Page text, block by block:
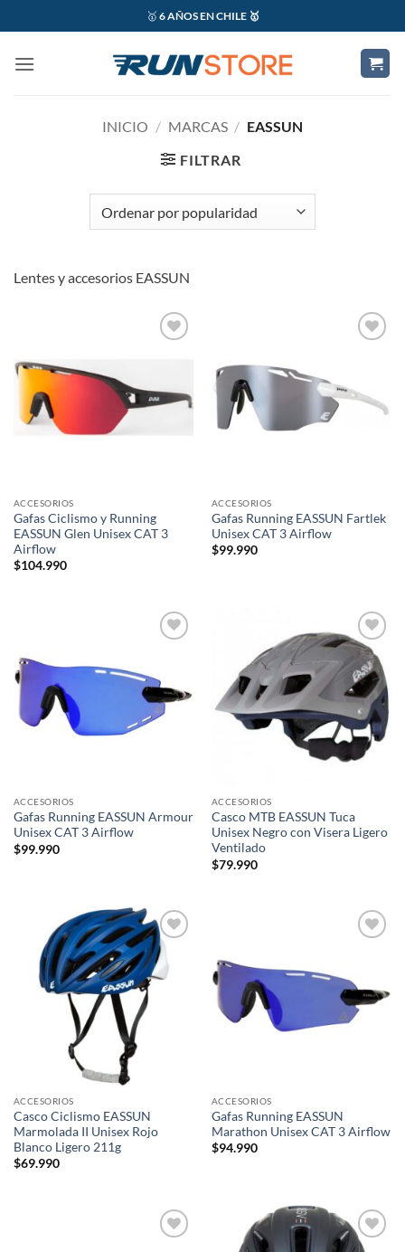
al
contenido
🥇 6 AÑOS EN CHILE 🥇
INICIO / MARCAS / EASSUN
FILTRAR
Lentes y accesorios EASSUN
ACCESORIOS
Gafas Ciclismo y Running
EASSUN Glen Unisex CAT 3
Airflow
$104.990
ACCESORIOS
Gafas Running EASSUN Fartlek
Unisex CAT 3 Airflow
$99.990
ACCESORIOS
Gafas Running EASSUN Armour
Unisex CAT 3 Airflow
$99.990
Add to
wishlist
ACCESORIOS
Casco MTB EASSUN Tuca
Unisex Negro con Visera Ligero
Ventilado
$79.990
Add to
wishlist
ACCESORIOS
Casco Ciclismo EASSUN
Marmolada II Unisex Rojo
Blanco Ligero 211g
$69.990
ACCESORIOS
Gafas Running EASSUN
Marathon Unisex CAT 3 Airflow
$94.990